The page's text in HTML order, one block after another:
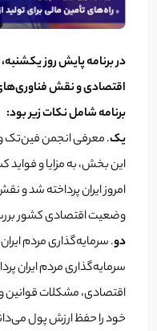
در برنامه پایش روز
اقتصادی و نقش
برنامه شامل نکات زیر بود:
یک. معرفی انجمن فین‌تک
این بخش، به مزایا و
امروز ایران پرداخته شد و
وضعیت اقتصادی کشور
دو. سرمایه‌گذاری مردم
سرمایه‌گذاری مردم ایران
اقتصادی، مشکلات
خود را حفظ ارزش پول